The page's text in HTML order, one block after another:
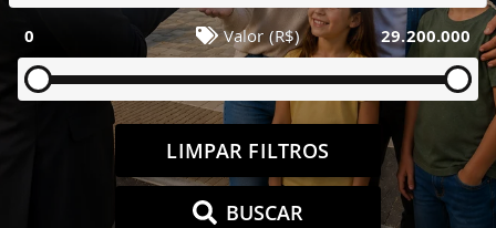
0 Valor (R$) 29.200.000
LIMPAR FILTROS
BUSCAR